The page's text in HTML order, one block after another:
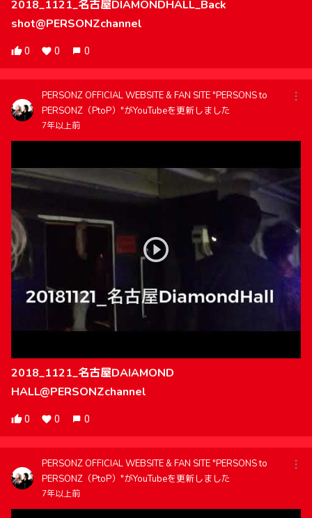
2018_1121_名古屋DIAMONDHALL_Back
shot@PERSONZchannel
0 0 0
PERSONZ OFFICIAL WEBSITE & FAN SITE "PERSONS to
PERSONZ（PtoP）"がYouTubeを更新しました
7年以上前
2018_1121_名古屋DAIAMOND
HALL@PERSONZchannel
0 0 0
PERSONZ OFFICIAL WEBSITE & FAN SITE "PERSONS to
PERSONZ（PtoP）"がYouTubeを更新しました
7年以上前